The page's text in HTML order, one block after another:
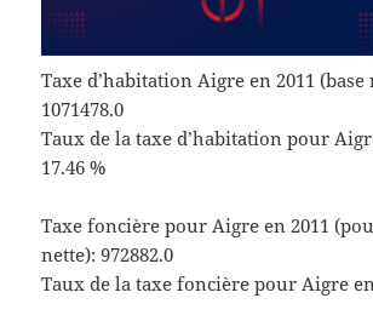
Taxe d’habitation Aigre en 2011 (base
1071478.0
Taux de la taxe d’habitation pour
17.46 %
Taxe foncière pour Aigre en 2011
nette): 972882.0
Taux de la taxe foncière pour Aigre en